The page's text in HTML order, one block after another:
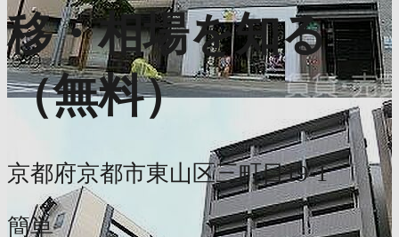
移・相場を知る
（無料）
京都府京都市東山区三町目19-1
簡単